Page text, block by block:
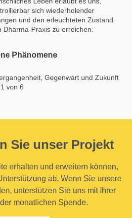
sich wiederholender
und den erleuchteten Zustand
Praxis zu erreichen.
Phänomene
Gegenwart und Zukunft
von 6
Sie unser Projekt
erhalten und erweitern können,
ab. Wenn Sie unsere
unterstützen Sie uns mit Ihrer
monatlichen Spende.